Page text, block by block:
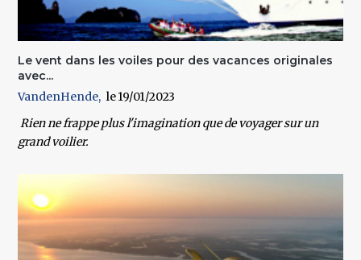
Le vent dans les voiles pour des vacances originales
avec...
VandenHende
19/01/2023
Rien ne frappe plus l'imagination que de voyager sur un
grand voilier.